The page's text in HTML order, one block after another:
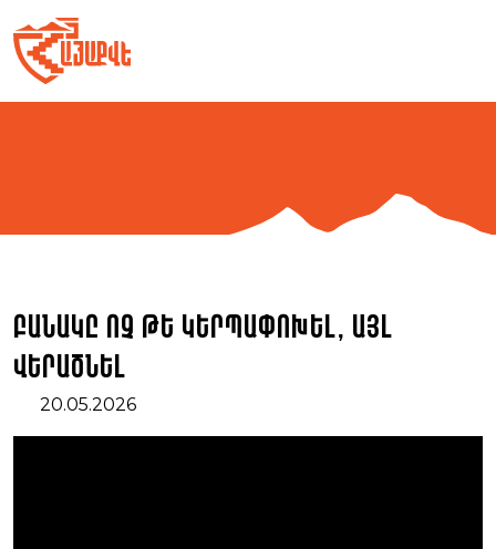
to
content
Բանակը ոչ թե կերպափոխել, այլ
վերածնել
20.05.2026